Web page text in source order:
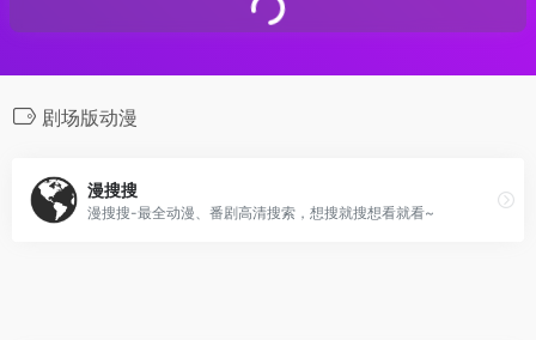
剧场版动漫
漫搜搜
漫搜搜-最全动漫、番剧高清搜索，想搜就搜想看就看~